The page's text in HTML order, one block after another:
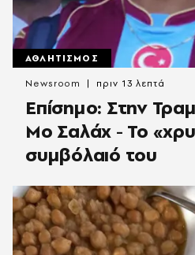
ΑΘΛΗΤΙΣΜΟΣ
Επίσημο: Στην
Μο Σαλάχ - Το
συμβόλαιό του
Newsroom πριν 13 λεπτά